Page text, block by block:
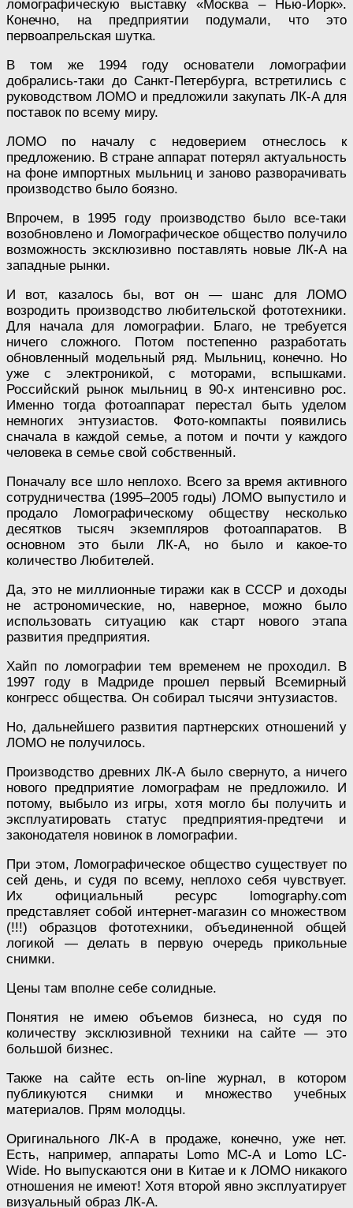
ломографическую выставку «Москва – Нью-Йорк».
Конечно, на предприятии подумали, что это
первоапрельская шутка.
В том же 1994 году основатели ломографии
добрались-таки до Санкт-Петербурга, встретились с
руководством ЛОМО и предложили закупать ЛК-А для
поставок по всему миру.
ЛОМО по началу с недоверием отнеслось к
предложению. В стране аппарат потерял актуальность
на фоне импортных мыльниц и заново разворачивать
производство было боязно.
Впрочем, в 1995 году производство было все-таки
возобновлено и Ломографическое общество получило
возможность эксклюзивно поставлять новые ЛК-А на
западные рынки.
И вот, казалось бы, вот он — шанс для ЛОМО
возродить производство любительской фототехники.
Для начала для ломографии. Благо, не требуется
ничего сложного. Потом постепенно разработать
обновленный модельный ряд. Мыльниц, конечно. Но
уже с электроникой, с моторами, вспышками.
Российский рынок мыльниц в 90-х интенсивно рос.
Именно тогда фотоаппарат перестал быть уделом
немногих энтузиастов. Фото-компакты появились
сначала в каждой семье, а потом и почти у каждого
человека в семье свой собственный.
Поначалу все шло неплохо. Всего за время активного
сотрудничества (1995–2005 годы) ЛОМО выпустило и
продало Ломографическому обществу несколько
десятков тысяч экземпляров фотоаппаратов. В
основном это были ЛК-А, но было и какое-то
количество Любителей.
Да, это не миллионные тиражи как в СССР и доходы
не астрономические, но, наверное, можно было
использовать ситуацию как старт нового этапа
развития предприятия.
Хайп по ломографии тем временем не проходил. В
1997 году в Мадриде прошел первый Всемирный
конгресс общества. Он собирал тысячи энтузиастов.
Но, дальнейшего развития партнерских отношений у
ЛОМО не получилось.
Производство древних ЛК-А было свернуто, а ничего
нового предприятие ломографам не предложило. И
потому, выбыло из игры, хотя могло бы получить и
эксплуатировать статус предприятия-предтечи и
законодателя новинок в ломографии.
При этом, Ломографическое общество существует по
сей день, и судя по всему, неплохо себя чувствует.
Их официальный ресурс lomography.com
представляет собой интернет-магазин со множеством
(!!!) образцов фототехники, объединенной общей
логикой — делать в первую очередь прикольные
снимки.
Цены там вполне себе солидные.
Понятия не имею объемов бизнеса, но судя по
количеству эксклюзивной техники на сайте — это
большой бизнес.
Также на сайте есть on-line журнал, в котором
публикуются снимки и множество учебных
материалов. Прям молодцы.
Оригинального ЛК-А в продаже, конечно, уже нет.
Есть, например, аппараты Lomo MC-A и Lomo LC-
Wide. Но выпускаются они в Китае и к ЛОМО никакого
отношения не имеют! Хотя второй явно эксплуатирует
визуальный образ ЛК-А.